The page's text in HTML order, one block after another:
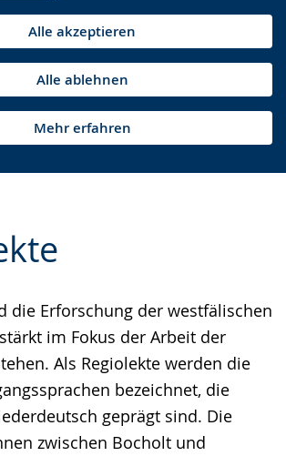
Alle akzeptieren
Alle ablehnen
Mehr erfahren
die Erforschung der westfälischen
im Fokus der Arbeit der
Als Regiolekte werden die
bezeichnet, die
geprägt sind. Die
zwischen Bocholt und